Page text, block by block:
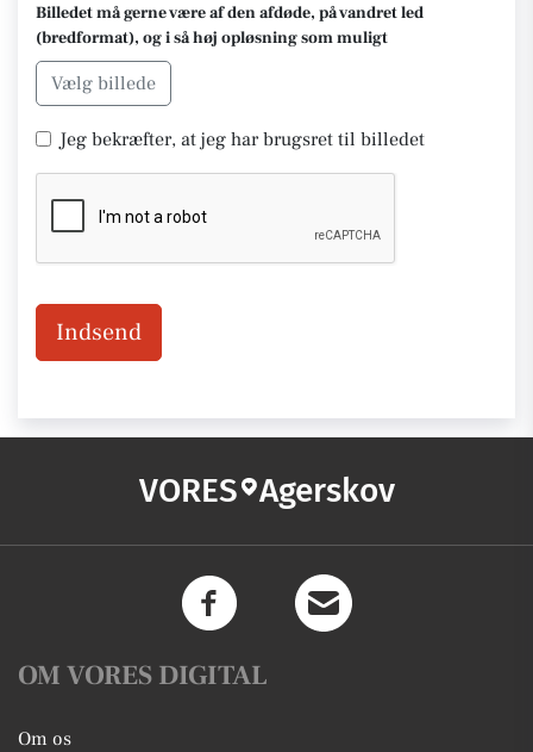
Billedet må gerne være af den afdøde, på vandret led
(bredformat), og i så høj opløsning som muligt
Vælg billede
Jeg bekræfter, at jeg har brugsret til billedet
Indsend
VORES Agerskov
OM VORES DIGITAL
Om os